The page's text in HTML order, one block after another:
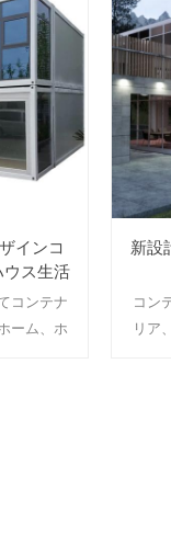
インコ
ス生活
コンテナ
ーム、ホ
新設
コン
リア